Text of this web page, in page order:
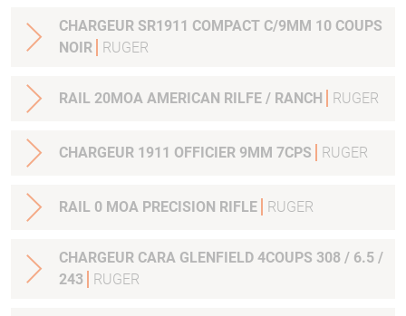
CHARGEUR SR1911 COMPACT C/9MM 10 COUPS
NOIR
RUGER
RAIL 20MOA AMERICAN RILFE / RANCH RUGER
CHARGEUR 1911 OFFICIER 9MM 7CPS RUGER
RAIL 0 MOA PRECISION RIFLE RUGER
CHARGEUR CARA GLENFIELD 4COUPS 308 / 6.5 /
243
RUGER